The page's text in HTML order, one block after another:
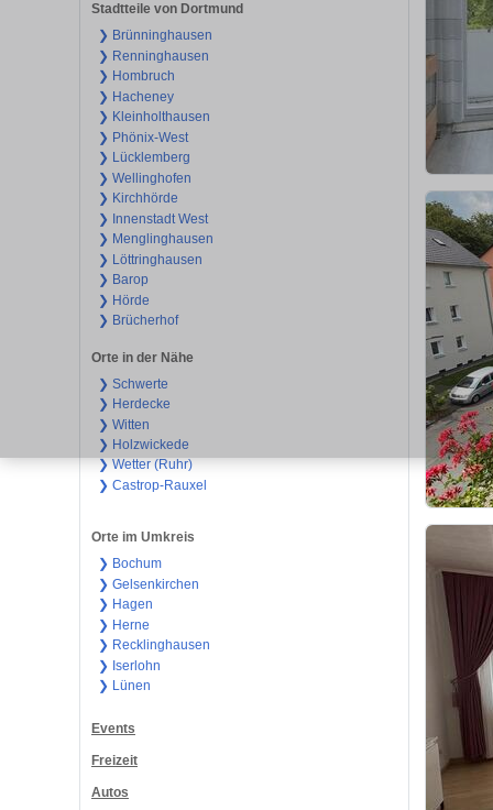
Stadtteile von Dortmund
❯ Brünninghausen
❯ Renninghausen
❯ Hombruch
❯ Hacheney
❯ Kleinholthausen
❯ Phönix-West
❯ Lücklemberg
❯ Wellinghofen
❯ Kirchhörde
❯ Innenstadt West
❯ Menglinghausen
❯ Löttringhausen
❯ Barop
❯ Hörde
❯ Brücherhof
Orte in der Nähe
❯ Schwerte
❯ Herdecke
❯ Witten
❯ Holzwickede
❯ Wetter (Ruhr)
❯ Castrop-Rauxel
Orte im Umkreis
❯ Bochum
❯ Gelsenkirchen
❯ Hagen
❯ Herne
❯ Recklinghausen
❯ Iserlohn
❯ Lünen
Events
Freizeit
Autos